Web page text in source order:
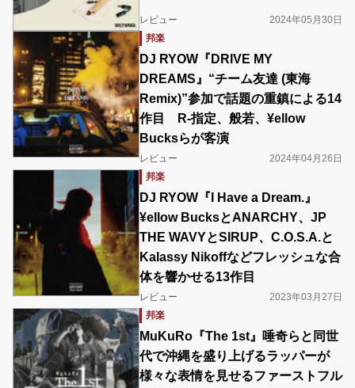
レビュー
2024年05月30日
邦楽
DJ RYOW『DRIVE MY
DREAMS』“チーム友達 (東海
Remix)”参加で話題の重鎮による14
作目 R-指定、般若、¥ellow
Bucksらが客演
レビュー
2024年04月26日
邦楽
DJ RYOW『I Have a Dream.』
¥ellow BucksとANARCHY、JP
THE WAVYとSIRUP、C.O.S.A.と
Kalassy Nikoffなどフレッシュな合
体を響かせる13作目
レビュー
2023年03月27日
邦楽
MuKuRo『The 1st』唾奇らと同世
代で沖縄を盛り上げるラッパーが
様々な表情を見せるファーストフル